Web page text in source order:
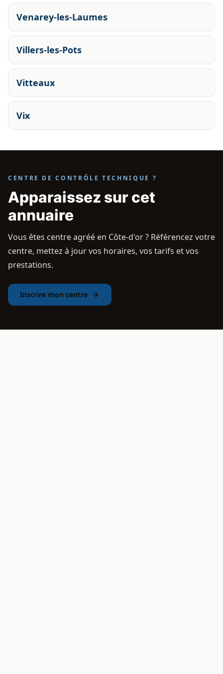
Venarey-les-Laumes
Villers-les-Pots
Vitteaux
Vix
CENTRE DE CONTRÔLE TECHNIQUE ?
Apparaissez sur cet
annuaire
Vous êtes centre agréé en Côte-d'or ? Référencez votre
centre, mettez à jour vos horaires, vos tarifs et vos
prestations.
Inscrire mon centre